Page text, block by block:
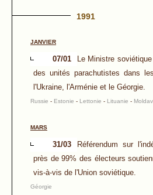
1991
JANVIER
07/01
Le Ministre
des unités parachutistes dans
l'Ukraine, l'Arménie et le Géorgie.
Russie - Estonie - Lettonie - Lituanie -
MARS
31/03
Référendum sur
près de 99% des électeurs
vis-à-vis de l'Union soviétique.
Géorgie